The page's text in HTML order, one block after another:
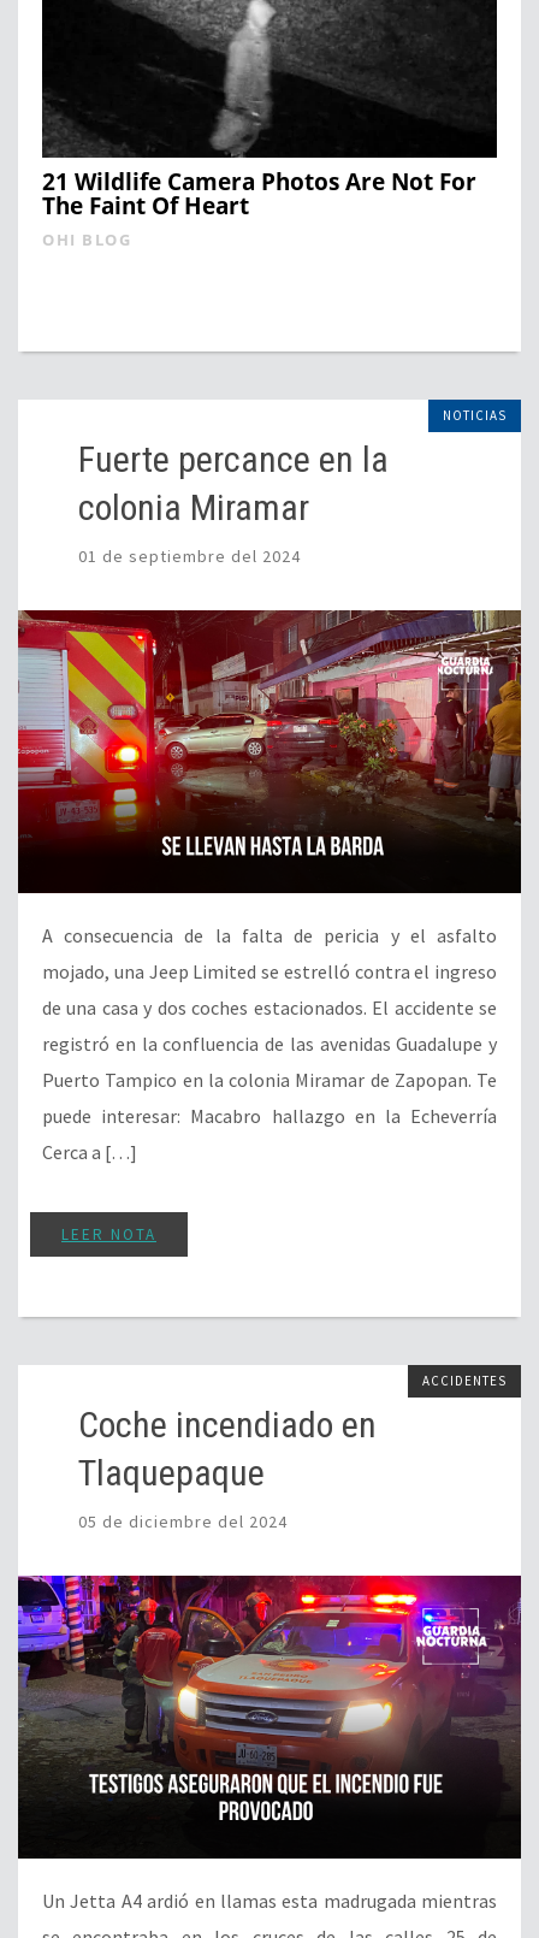
21 Wildlife Camera Photos Are Not For
The Faint Of Heart
OHI BLOG
NOTICIAS
Fuerte percance en la
colonia Miramar
01 de septiembre del 2024
A consecuencia de la falta de pericia y el asfalto
mojado, una Jeep Limited se estrelló contra el ingreso
de una casa y dos coches estacionados. El accidente se
registró en la confluencia de las avenidas Guadalupe y
Puerto Tampico en la colonia Miramar de Zapopan. Te
puede interesar: Macabro hallazgo en la Echeverría
Cerca a […]
LEER NOTA
ACCIDENTES
Coche incendiado en
Tlaquepaque
05 de diciembre del 2024
Un Jetta A4 ardió en llamas esta madrugada mientras